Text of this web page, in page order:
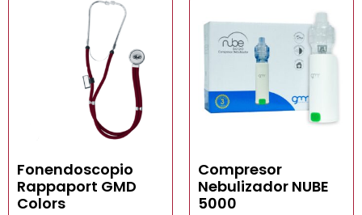
Fonendoscopio
Rappaport GMD
Colors
Compresor
Nebulizador NUBE
5000